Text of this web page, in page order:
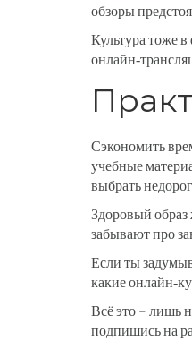
обзоры
Культура тоже
Сэкономить
учебные
выбрать
Здоровый образ
забывают про
Если ты
какие
Всё это – лишь
подпишись на